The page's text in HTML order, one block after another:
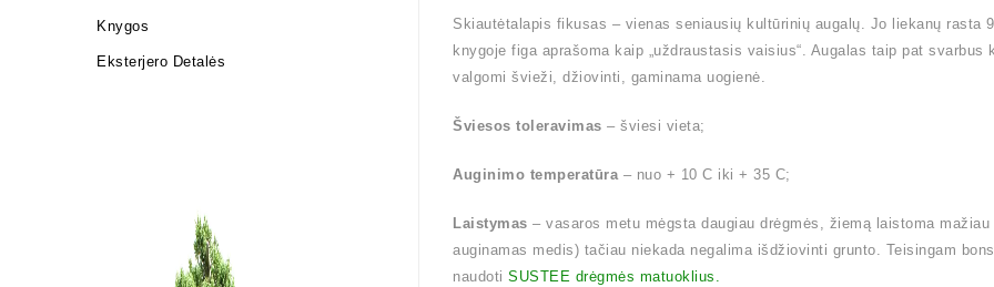
Skiautėtalapis fikusas – vienas seniausių kultūrinių augalų. Jo liekanų rasta
knygoje figa aprašoma kaip „uždraustasis vaisius“. Augalas taip pat
valgomi švieži, džiovinti, gaminama uogienė.
Šviesos toleravimas – šviesi vieta;
Auginimo temperatūra– nuo + 10 C iki + 35 C;
Laistymas – vasaros metu mėgsta daugiau drėgmės, žiemą laistoma
auginamas medis) tačiau niekada negalima išdžiovinti grunto. Teisingam
naudoti SUSTEE drėgmės matuoklius.
Knygos
Eksterjero Detalės